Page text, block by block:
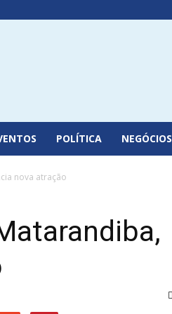
POLÍTICA NEGÓCIOS
nova atração